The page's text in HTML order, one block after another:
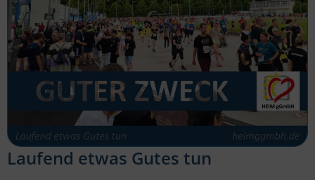
Laufend etwas Gutes tun